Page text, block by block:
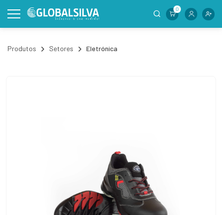
0
Produtos Setores Eletrónica